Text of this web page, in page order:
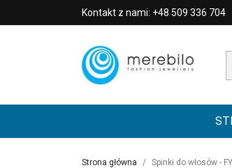
Kontakt z nami: +48 509 336 704
Strona główna Spinki do włosów -